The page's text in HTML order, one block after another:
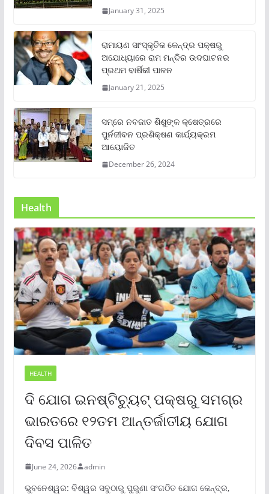
January 31, 2025
ରାମାୟଣ ସାଂସ୍କୃତିକ କେନ୍ଦ୍ର ପକ୍ଷରୁ
ଅଯୋଧ୍ୟାରେ ରାମ ମନ୍ଦିର ଉଦଘାଟନର
ପ୍ରଥମ ବାର୍ଷିକୀ ପାଳନ
January 21, 2025
ସମ୍‌ରେ ନବଜାତ ଶିଶୁଙ୍କ କ୍ଷେତ୍ରରେ
ପୁର୍ନଜୀବନ ପ୍ରଶିକ୍ଷଣ କାର୍ଯ୍ୟକ୍ରମ
ଆୟୋଜିତ
December 26, 2024
Health
HEALTH
ଦି ଯୋଗ ଇନଷ୍ଟିଚ୍ୟୁଟ୍ ପକ୍ଷରୁ ସମଗ୍ର
ଭାରତରେ ୧୨ତମ ଆନ୍ତର୍ଜାତୀୟ ଯୋଗ
ଦିବସ ପାଳିତ
June 24, 2026 admin
ଭୁବନେଶ୍ୱର: ବିଶ୍ୱର ସବୁଠାରୁ ପୁରୁଣା ସଂଗଠିତ ଯୋଗ କେନ୍ଦ୍ର,